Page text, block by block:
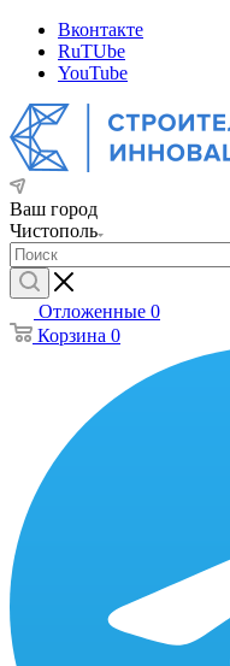
Вконтакте
RuTUbe
YouTube
Ваш город
Чистополь
Отложенные 0
Корзина 0